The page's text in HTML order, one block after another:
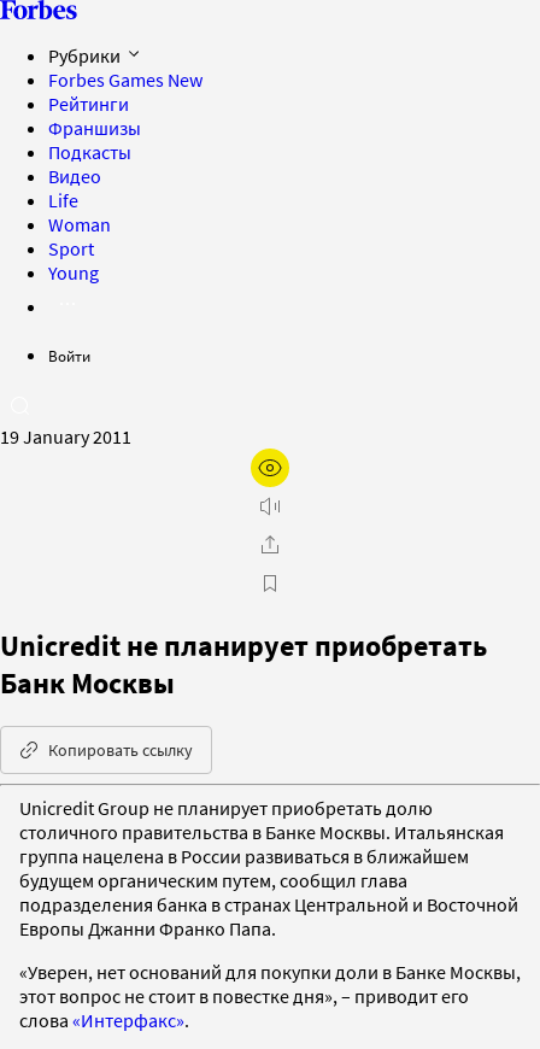
Рубрики
Forbes Games New
Рейтинги
Франшизы
Подкасты
Видео
Life
Woman
Sport
Young
Войти
19 January 2011
Unicredit не планирует приобретать
Банк Москвы
Копировать ссылку
Unicredit Group не планирует приобретать долю
столичного правительства в Банке Москвы. Итальянская
группа нацелена в России развиваться в ближайшем
будущем органическим путем, сообщил глава
подразделения банка в странах Центральной и Восточной
Европы Джанни Франко Папа.
«Уверен, нет оснований для покупки доли в Банке Москвы,
этот вопрос не стоит в повестке дня», – приводит его
слова «Интерфакс».